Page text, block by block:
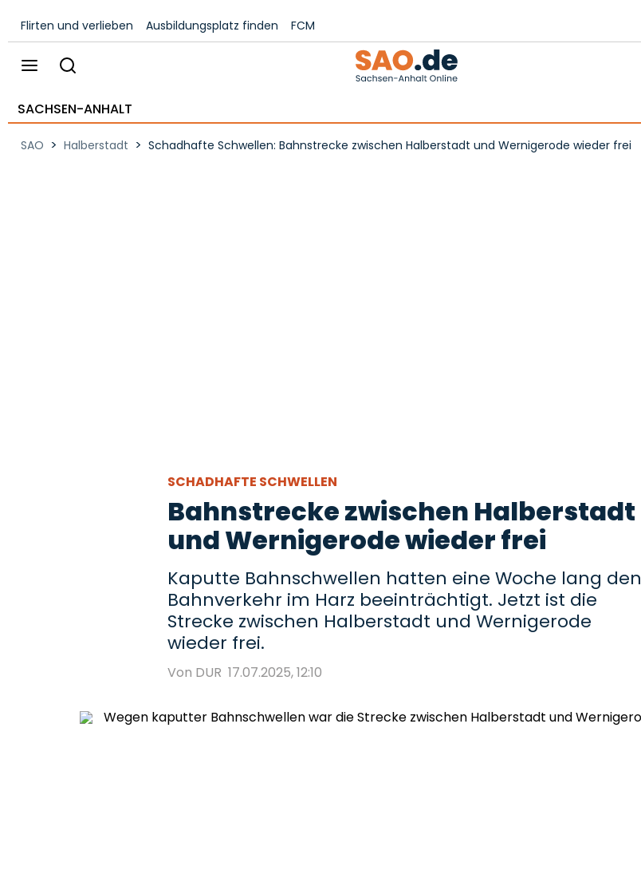
Flirten und verlieben Ausbildungsplatz finden FCM
SACHSEN-ANHALT
SAO > Halberstadt > Schadhafte Schwellen: Bahnstrecke zwischen Halberstadt und Wernigerode wieder frei
SCHADHAFTE SCHWELLEN
Bahnstrecke zwischen Halberstadt
und Wernigerode wieder frei
Kaputte Bahnschwellen hatten eine Woche lang den
Bahnverkehr im Harz beeinträchtigt. Jetzt ist die
Strecke zwischen Halberstadt und Wernigerode
wieder frei.
Von DUR 17.07.2025, 12:10